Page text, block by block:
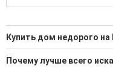
Купить дом недорого на
Ищите, как Купить
Почему лучше всего